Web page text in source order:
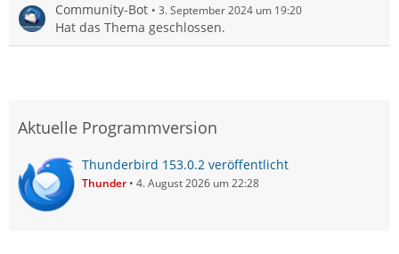
Community-Bot 3. September 2024 um 19:20
Hat das Thema geschlossen.
Aktuelle Programmversion
Thunderbird 153.0.2 veröffentlicht
Thunder 4. August 2026 um 22:28